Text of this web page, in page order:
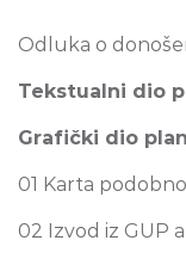
Odluka o
Tekstualni dio
Grafički dio
01 Karta
02 Izvod iz GUP